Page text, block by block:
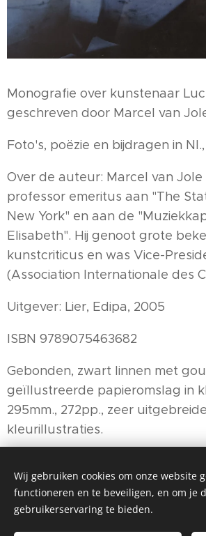
Monografie over kunstenaar
geschreven door Marcel van
Foto's, poëzie en bijdragen in
Over de auteur: Marcel van Jole
professor emeritus aan "The
New York" en aan de
Elisabeth". Hij genoot grote
kunstcriticus en was Vice-
(Association Internationale des
Uitgever: Lier, Edipa, 2005
ISBN 9789075463682
Gebonden, zwart linnen met
geïllustreerde papieromslag in
295mm., 272pp., zeer uitgebreide
kleurillustraties.
©2025
Wij gebruiken cookies om onze website
functioneren en te beveiligen, en om je
gebruikerservaring te bieden.